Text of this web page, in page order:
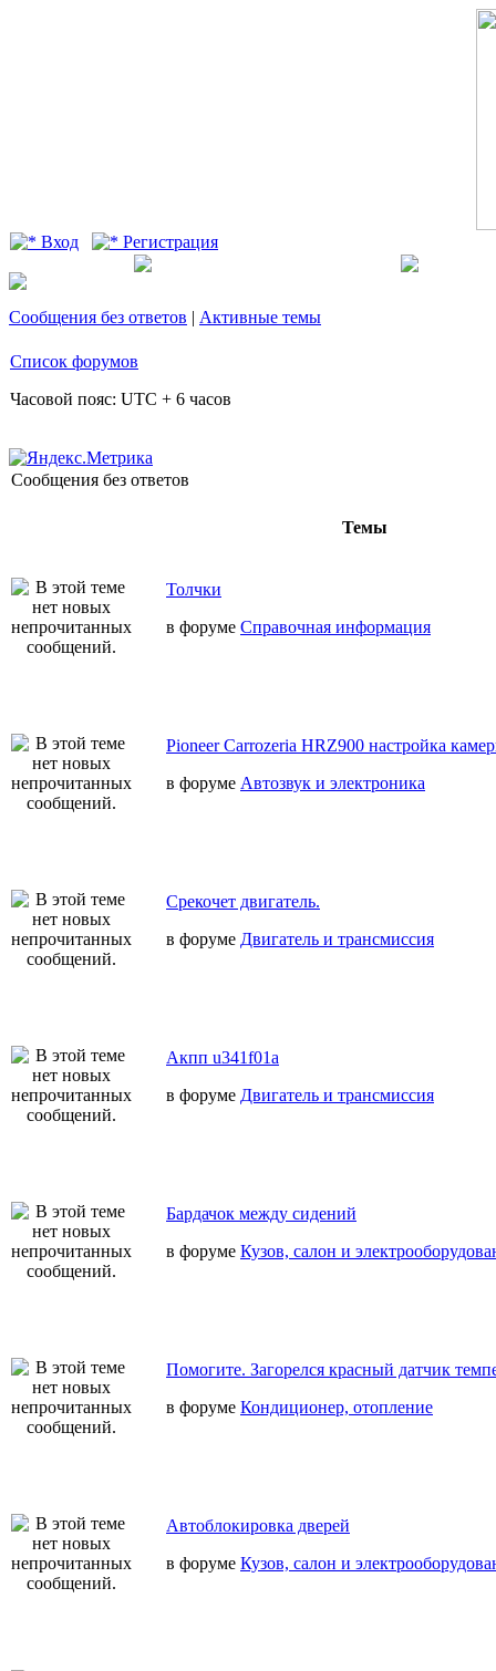
Вход Регистрация
Сообщения без ответов | Активные темы
Список форумов
Часовой пояс: UTC + 6 часов
Сообщения без ответов
Темы
Толчки
в форуме Справочная информация
Pioneer Carrozeria HRZ900 настройка
в форуме Автозвук и электроника
Срекочет двигатель.
в форуме Двигатель и трансмиссия
Акпп u341f01a
в форуме Двигатель и трансмиссия
Бардачок между сидений
в форуме Кузов, салон и
Помогите. Загорелся красный датчик
в форуме Кондиционер, отопление
Автоблокировка дверей
в форуме Кузов, салон и